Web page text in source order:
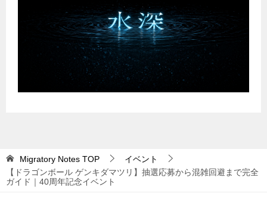
Migratory Notes TOP
イベント
【ドラゴンボール ゲンキダマツリ】抽選応募から混雑回避まで完全
ガイド｜40周年記念イベント